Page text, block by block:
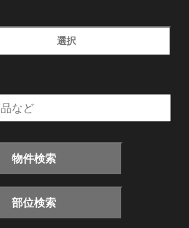
選択
物件検索
部位検索